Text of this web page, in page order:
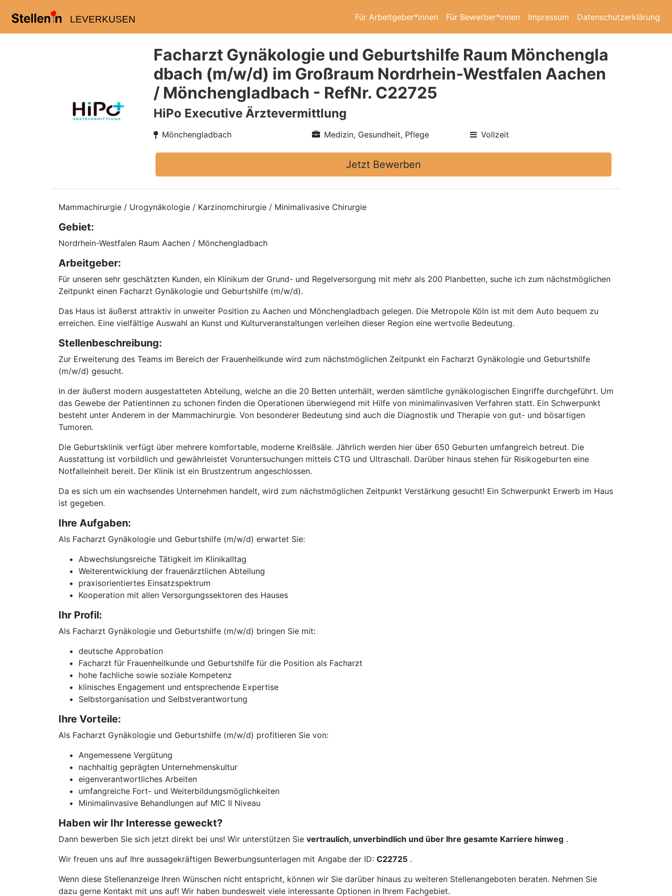
LEVERKUSEN Für Arbeitgeber*innen Für Bewerber*innen Impressum Datenschutzerklärung
Facharzt Gynäkologie und Geburtshilfe Raum Mönchengla
dbach (m/w/d) im Großraum Nordrhein-Westfalen Aachen
/ Mönchengladbach - RefNr. C22725
HiPo Executive Ärztevermittlung
Mönchengladbach Medizin, Gesundheit, Pflege Vollzeit
Jetzt Bewerben
Mammachirurgie / Urogynäkologie / Karzinomchirurgie / Minimalivasive Chirurgie
Gebiet:
Nordrhein-Westfalen Raum Aachen / Mönchengladbach
Arbeitgeber:
Für unseren sehr geschätzten Kunden, ein Klinikum der Grund- und Regelversorgung mit mehr als 200 Planbetten, suche ich zum nächstmöglichen
Zeitpunkt einen Facharzt Gynäkologie und Geburtshilfe (m/w/d).
Das Haus ist äußerst attraktiv in unweiter Position zu Aachen und Mönchengladbach gelegen. Die Metropole Köln ist mit dem Auto bequem zu
erreichen. Eine vielfältige Auswahl an Kunst und Kulturveranstaltungen verleihen dieser Region eine wertvolle Bedeutung.
Stellenbeschreibung:
Zur Erweiterung des Teams im Bereich der Frauenheilkunde wird zum nächstmöglichen Zeitpunkt ein Facharzt Gynäkologie und Geburtshilfe
(m/w/d) gesucht.
In der äußerst modern ausgestatteten Abteilung, welche an die 20 Betten unterhält, werden sämtliche gynäkologischen Eingriffe durchgeführt. Um
das Gewebe der Patientinnen zu schonen finden die Operationen überwiegend mit Hilfe von minimalinvasiven Verfahren statt. Ein Schwerpunkt
besteht unter Anderem in der Mammachirurgie. Von besonderer Bedeutung sind auch die Diagnostik und Therapie von gut- und bösartigen
Tumoren.
Die Geburtsklinik verfügt über mehrere komfortable, moderne Kreißsäle. Jährlich werden hier über 650 Geburten umfangreich betreut. Die
Ausstattung ist vorbildlich und gewährleistet Voruntersuchungen mittels CTG und Ultraschall. Darüber hinaus stehen für Risikogeburten eine
Notfalleinheit bereit. Der Klinik ist ein Brustzentrum angeschlossen.
Da es sich um ein wachsendes Unternehmen handelt, wird zum nächstmöglichen Zeitpunkt Verstärkung gesucht! Ein Schwerpunkt Erwerb im Haus
ist gegeben.
Ihre Aufgaben:
Als Facharzt Gynäkologie und Geburtshilfe (m/w/d) erwartet Sie:
Abwechslungsreiche Tätigkeit im Klinikalltag
Weiterentwicklung der frauenärztlichen Abteilung
praxisorientiertes Einsatzspektrum
Kooperation mit allen Versorgungssektoren des Hauses
Ihr Profil:
Als Facharzt Gynäkologie und Geburtshilfe (m/w/d) bringen Sie mit:
deutsche Approbation
Facharzt für Frauenheilkunde und Geburtshilfe für die Position als Facharzt
hohe fachliche sowie soziale Kompetenz
klinisches Engagement und entsprechende Expertise
Selbstorganisation und Selbstverantwortung
Ihre Vorteile:
Als Facharzt Gynäkologie und Geburtshilfe (m/w/d) profitieren Sie von:
Angemessene Vergütung
nachhaltig geprägten Unternehmenskultur
eigenverantwortliches Arbeiten
umfangreiche Fort- und Weiterbildungsmöglichkeiten
Minimalinvasive Behandlungen auf MIC II Niveau
Haben wir Ihr Interesse geweckt?
Dann bewerben Sie sich jetzt direkt bei uns! Wir unterstützen Sie vertraulich, unverbindlich und über Ihre gesamte Karriere hinweg .
Wir freuen uns auf Ihre aussagekräftigen Bewerbungsunterlagen mit Angabe der ID: C22725 .
Wenn diese Stellenanzeige Ihren Wünschen nicht entspricht, können wir Sie darüber hinaus zu weiteren Stellenangeboten beraten. Nehmen Sie
dazu gerne Kontakt mit uns auf! Wir haben bundesweit viele interessante Optionen in Ihrem Fachgebiet.